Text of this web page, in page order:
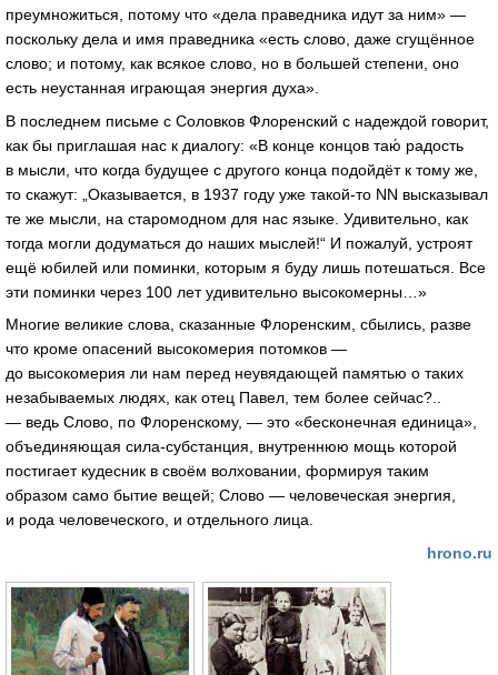
преумножиться, потому что «дела праведника идут за ним» —
поскольку дела и имя праведника «есть слово, даже сгущённое
слово; и потому, как всякое слово, но в большей степени, оно
есть неустанная играющая энергия духа».
В последнем письме с Соловков Флоренский с надеждой говорит,
как бы приглашая нас к диалогу: «В конце концов таю́ радость
в мысли, что когда будущее с другого конца подойдёт к тому же,
то скажут: „Оказывается, в 1937 году уже такой-то NN высказывал
те же мысли, на старомодном для нас языке. Удивительно, как
тогда могли додуматься до наших мыслей!“ И пожалуй, устроят
ещё юбилей или поминки, которым я буду лишь потешаться. Все
эти поминки через 100 лет удивительно высокомерны…»
Многие великие слова, сказанные Флоренским, сбылись, разве
что кроме опасений высокомерия потомков —
до высокомерия ли нам перед неувядающей памятью о таких
незабываемых людях, как отец Павел, тем более сейчас?..
— ведь Слово, по Флоренскому, — это «бесконечная единица»,
объединяющая сила-субстанция, внутреннюю мощь которой
постигает кудесник в своём волховании, формируя таким
образом само бытие вещей; Слово — человеческая энергия,
и рода человеческого, и отдельного лица.
hrono.ru